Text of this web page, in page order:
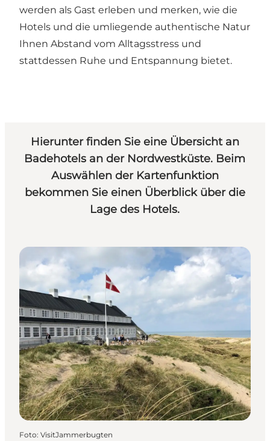
werden als Gast erleben und merken, wie die
Hotels und die umliegende authentische Natur
Ihnen Abstand vom Alltagsstress und
stattdessen Ruhe und Entspannung bietet.
Hierunter finden Sie eine Übersicht an
Badehotels an der Nordwestküste. Beim
Auswählen der Kartenfunktion
bekommen Sie einen Überblick über die
Lage des Hotels.
Foto: VisitJammerbugten